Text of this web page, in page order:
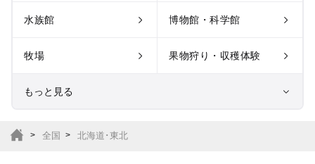
水族館 博物館・科学館
牧場 果物狩り・収穫体験
もっと見る
全国 北海道･東北